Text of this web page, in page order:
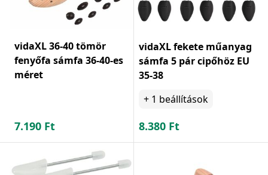
vidaXL 36-40 tömör
fenyőfa sámfa 36-40-es
méret
7.190 Ft
vidaXL fekete műanyag
sámfa 5 pár cipőhöz EU
35-38
+ 1 beállítások
8.380 Ft